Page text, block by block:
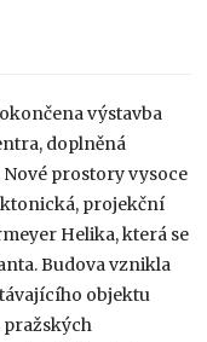
výstavba
doplněná
prostory vysoce
projekční
Helika, která se
Budova vznikla
objektu
pražských